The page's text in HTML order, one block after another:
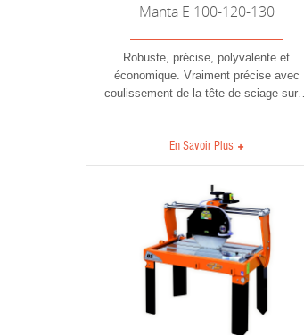
Manta E 100-120-130
Robuste, précise, polyvalente et
économique. Vraiment précise avec
coulissement de la tête de sciage sur…
En Savoir Plus